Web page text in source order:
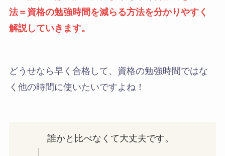
法＝資格の勉強時間を減らる方法を分かりやすく
解説していきます。
どうせなら早く合格して、資格の勉強時間ではな
く他の時間に使いたいですよね！
誰かと比べなくて大丈夫です。